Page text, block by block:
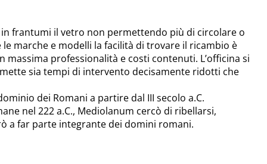
frantumi il vetro non permettendo più di circolare o
marche e modelli la facilità di trovare il ricambio è
professionalità e costi contenuti. L’officina si
sia tempi di intervento decisamente ridotti che
dei Romani a partire dal III secolo a.C.
nel 222 a.C., Mediolanum cercò di ribellarsi,
a far parte integrante dei domini romani.